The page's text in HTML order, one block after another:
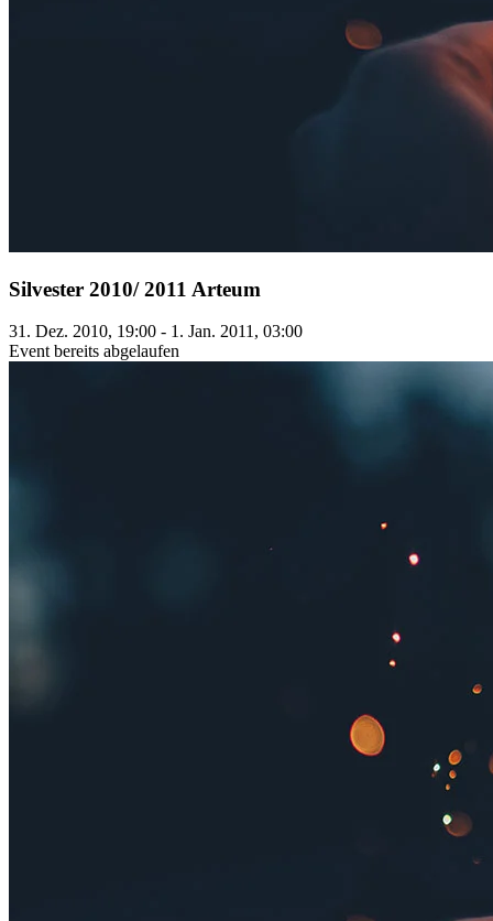
Silvester 2010/ 2011 Arteum
31. Dez. 2010, 19:00 - 1. Jan. 2011, 03:00
Event bereits abgelaufen